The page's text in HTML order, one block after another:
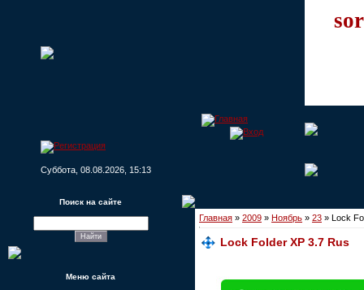
Суббота, 08.08.2026, 15:13
Поиск на сайте
Меню сайта
Главная » 2009 » Ноябрь » 23 » Lock
Lock Folder XP 3.7 Rus